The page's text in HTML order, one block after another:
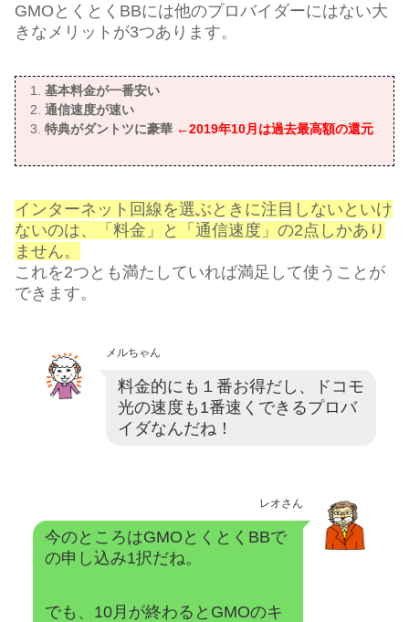
GMOとくとくBBには他のプロバイダーにはない大
きなメリットが3つあります。
基本料金が一番安い
通信速度が速い
特典がダントツに豪華 ←2019年10月は過去最高額の還元
インターネット回線を選ぶときに注目しないといけ
ないのは、「料金」と「通信速度」の2点しかあり
ません。
これを2つとも満たしていれば満足して使うことが
できます。
メルちゃん
料金的にも１番お得だし、ドコモ
光の速度も1番速くできるプロバ
イダなんだね！
レオさん
今のところはGMOとくとくBBで
の申し込み1択だね。
でも、10月が終わるとGMOのキ